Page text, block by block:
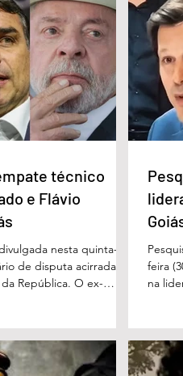
Luiz
Quem é
Peixoto,
CLDF
técnico
e Flávio
nesta quinta-
de disputa acirrada em
República. O ex-
de erro de três
estão em empate
feira
na
turno,
de